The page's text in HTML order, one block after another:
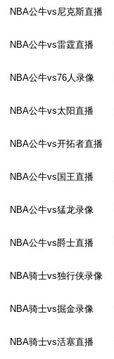
NBA公牛vs尼克斯直播
NBA公牛vs雷霆直播
NBA公牛vs76人录像
NBA公牛vs太阳直播
NBA公牛vs开拓者直播
NBA公牛vs国王直播
NBA公牛vs猛龙录像
NBA公牛vs爵士直播
NBA骑士vs独行侠录像
NBA骑士vs掘金录像
NBA骑士vs活塞直播